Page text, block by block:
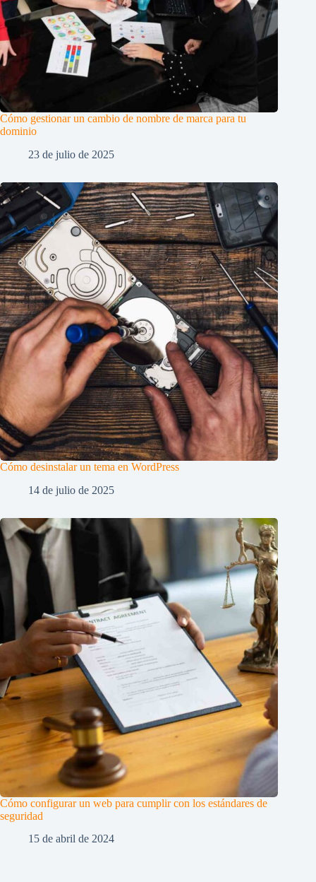
Cómo gestionar un cambio de nombre de marca para tu
dominio
23 de julio de 2025
Cómo desinstalar un tema en WordPress
14 de julio de 2025
Cómo configurar un web para cumplir con los estándares de
seguridad
15 de abril de 2024